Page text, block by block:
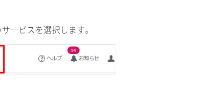
ービスを選択します。